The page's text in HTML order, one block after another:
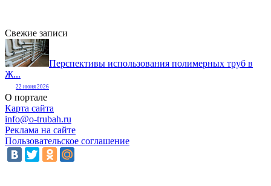
Свежие записи
Перспективы использования полимерных труб в
Ж...
22 июня 2026
О портале
Карта сайта
info@o-trubah.ru
Реклама на сайте
Пользовательское соглашение